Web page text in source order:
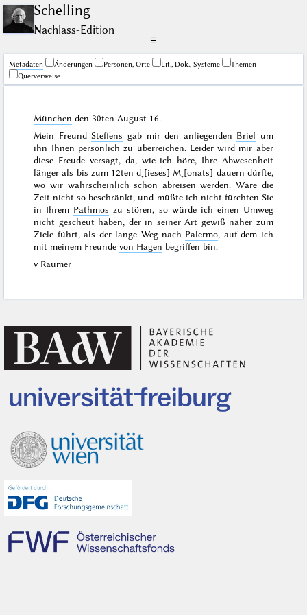
Schelling
Nachlass-Edition
☰
Me­ta­da­ten Änderungen Personen, Orte Lit., Dok., Systeme
Themen
Querverweise
München den 30ten August 16.
Mein FreundSteffens gab mir den anliegenden Briefum
ihn Ihnen persönlich zu überreichen. Leider wird mir aber
diese Freude versagt, da, wie ich höre, Ihre Abwesenheit
länger als bis zum 12ten d˖[ieses] M˖[onats] dauern dürfte,
wo wir wahrscheinlich schon abreisen werden. Wäre die
Zeit nicht so beschränkt, und müßte ich nicht fürchten Sie
in Ihrem Pathmos zu stören, so würde ich einen Umweg
nicht gescheut haben, der in seiner Art gewiß näher zum
Ziele führt, als der lange Weg nach Palermo, auf dem ich
mit meinem Freundevon Hagen begriffen bin.
v Raumer